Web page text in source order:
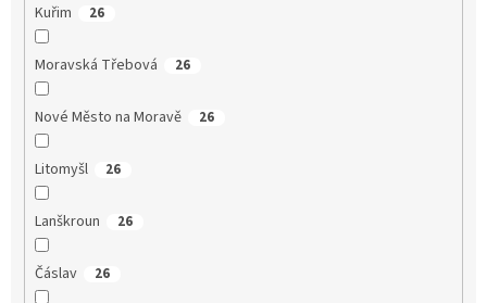
Kuřim 26
Moravská Třebová 26
Nové Město na Moravě 26
Litomyšl 26
Lanškroun 26
Čáslav 26